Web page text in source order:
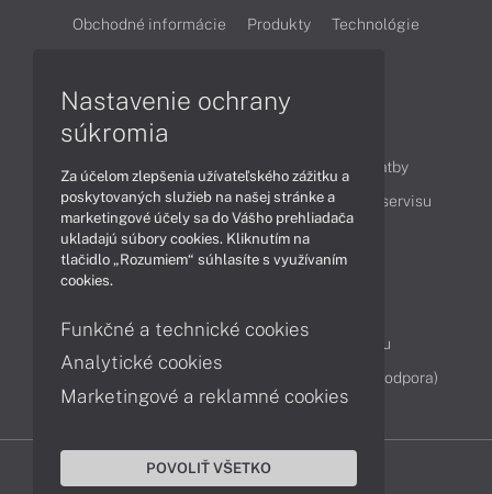
Obchodné informácie Produkty
Technológie
Ako nakupovať
Možnosti doručenia a platby
Podpora a servis
Servisné služby Cenník servisu
Kontakty
Reklamácia tovaru
Diagnostiky online
TeamViewer (vzdialená podpora)
Nastavenie ochrany
súkromia
Za účelom zlepšenia užívateľského zážitku a
poskytovaných služieb na našej stránke a
marketingové účely sa do Vášho prehliadača
ukladajú súbory cookies. Kliknutím na
tlačidlo „Rozumiem“ súhlasíte s využívaním
cookies.
Funkčné a technické cookies
Analytické cookies
Marketingové a reklamné cookies
POVOLIŤ VŠETKO